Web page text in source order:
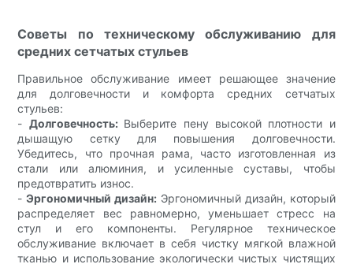
Советы по техническому обслуживанию для
средних сетчатых стульев
Правильное обслуживание имеет решающее значение
для долговечности и комфорта средних сетчатых
стульев:
- Долговечность: Выберите пену высокой плотности и
дышащую сетку для повышения долговечности.
Убедитесь, что прочная рама, часто изготовленная из
стали или алюминия, и усиленные суставы, чтобы
предотвратить износ.
- Эргономичный дизайн: Эргономичный дизайн, который
распределяет вес равномерно, уменьшает стресс на
стул и его компоненты. Регулярное техническое
обслуживание включает в себя чистку мягкой влажной
тканью и использование экологически чистых чистящих